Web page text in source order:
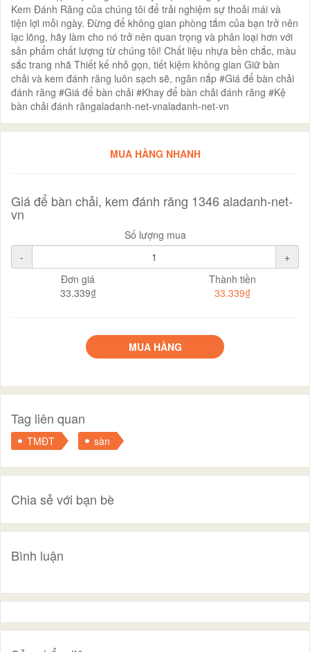
Kem Đánh Răng của chúng tôi để trải nghiệm sự thoải mái và
tiện lợi mỗi ngày. Đừng để không gian phòng tắm của bạn trở nên
lạc lõng, hãy làm cho nó trở nên quan trọng và phân loại hơn với
sản phẩm chất lượng từ chúng tôi! Chất liệu nhựa bền chắc, màu
sắc trang nhã Thiết kế nhỏ gọn, tiết kiệm không gian Giữ bàn
chải và kem đánh răng luôn sạch sẽ, ngăn nắp #Giá để bàn chải
đánh răng #Giá để bàn chải #Khay để bàn chải đánh răng #Kệ
bàn chải đánh răngaladanh-net-vnaladanh-net-vn
MUA HÀNG NHANH
Giá để bàn chải, kem đánh răng 1346 aladanh-net-
vn
Số lượng mua
-
+
Đơn giá
33.339₫
Thành tiền
33.339₫
MUA HÀNG
Tag liên quan
TMĐT sàn
Chia sẻ với bạn bè
Bình luận